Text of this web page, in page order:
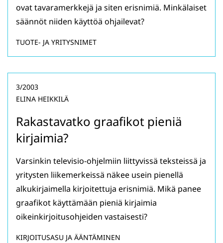
ovat tavaramerkkejä ja siten erisnimiä. Minkälaiset
säännöt niiden käyttöä ohjailevat?
TUOTE- JA YRITYSNIMET
Rakastavatko graafikot pieniä
kirjaimia?
3/2003
ELINA HEIKKILÄ
Varsinkin televisio-ohjelmiin liittyvissä teksteissä ja
yritysten liikemerkeissä näkee usein pienellä
alkukirjaimella kirjoitettuja erisnimiä. Mikä panee
graafikot käyttämään pieniä kirjaimia
oikeinkirjoitusohjeiden vastaisesti?
KIRJOITUSASU JA ÄÄNTÄMINEN